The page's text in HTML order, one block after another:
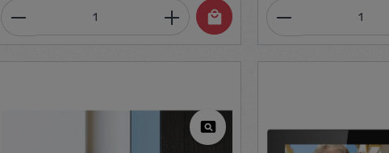
Termékmennyiség: Adja meg a kívánt